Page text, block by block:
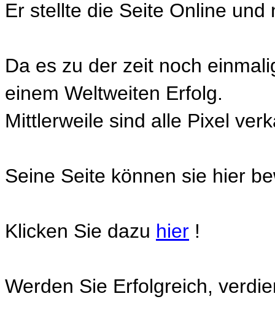
Er stellte die Seite Online und
Da es zu der zeit noch
einem Weltweiten Erfolg.
Mittlerweile sind alle Pixel
Seine Seite können sie hier
Klicken Sie dazu hier !
Werden Sie Erfolgreich,